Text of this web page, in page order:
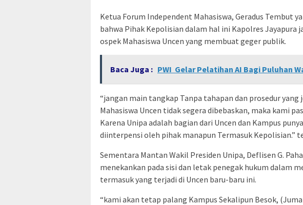
Ketua Forum Independent Mahasiswa, Geradus Tembut
bahwa Pihak Kepolisian dalam hal ini Kapolres Jayapura
ospek Mahasiswa Uncen yang membuat geger publik.
Baca Juga : PWI Gelar Pelatihan AI Bagi Puluhan
“jangan main tangkap Tanpa tahapan dan prosedur yang
Mahasiswa Uncen tidak segera dibebaskan, maka kami
Karena Unipa adalah bagian dari Uncen dan Kampus
diinterpensi oleh pihak manapun Termasuk Kepolisian.”
Sementara Mantan Wakil Presiden Unipa, Deflisen G.
menekankan pada sisi dan letak penegak hukum dalam
termasuk yang terjadi di Uncen baru-baru ini.
“kami akan tetap palang Kampus Sekalipun Besok,